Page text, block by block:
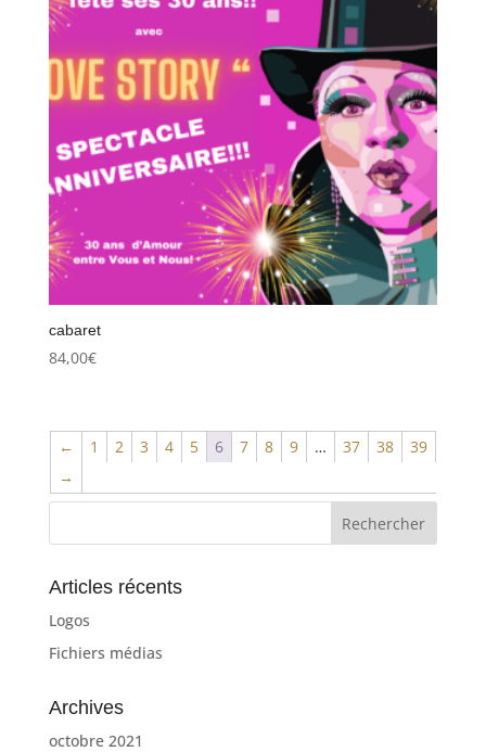
cabaret
84,00€
← 1 2 3 4 5 6 7 8 9 … 37 38
39
→
Articles récents
Logos
Fichiers médias
Archives
octobre 2021